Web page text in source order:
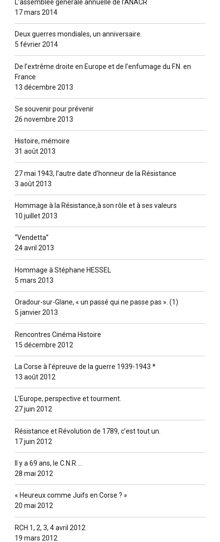
L’assemblée générale annuelle de l’ANACR
17 mars 2014
Deux guerres mondiales, un anniversaire.
5 février 2014
De l’extrême droite en Europe et de l’enfumage du F.N. en
France
13 décembre 2013
Se souvenir pour prévenir
26 novembre 2013
Histoire, mémoire
31 août 2013
27 mai 1943, l’autre date d’honneur de la Résistance
3 août 2013
Hommage à la Résistance,à son rôle et à ses valeurs
10 juillet 2013
“Vendetta”
24 avril 2013
Hommage à Stéphane HESSEL
5 mars 2013
Oradour-sur-Glane, « un passé qui ne passe pas ». (1)
5 janvier 2013
Rencontres Cinéma Histoire
15 décembre 2012
La Corse à l’épreuve de la guerre 1939-1943 *
13 août 2012
L’Europe, perspective et tourment.
27 juin 2012
Résistance et Révolution de 1789, c’est tout un.
17 juin 2012
Il y a 69 ans, le C.N.R….
28 mai 2012
« Heureux comme Juifs en Corse ? »
20 mai 2012
RCH 1, 2, 3, 4 avril 2012
19 mars 2012